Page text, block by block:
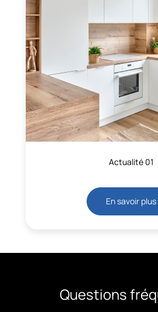
Actualité 01
En savoir plus
Questions